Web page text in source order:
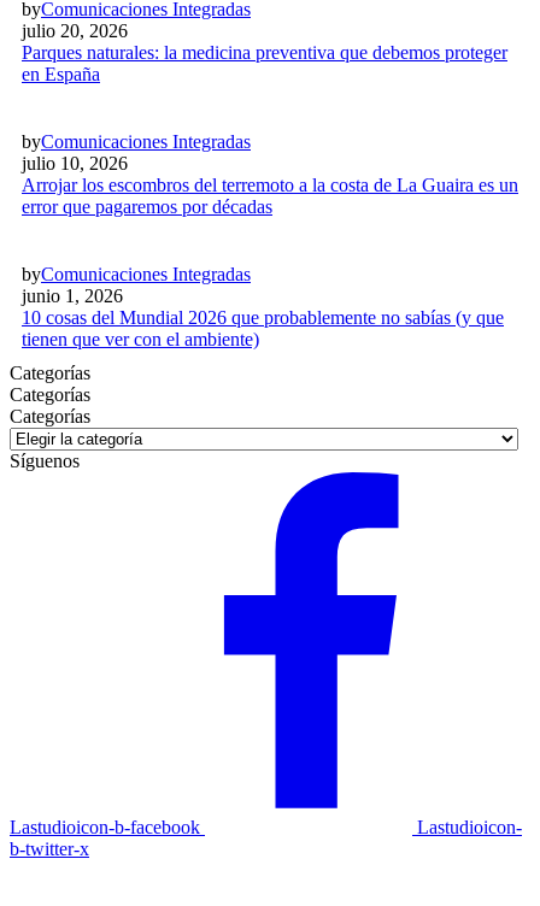
byComunicaciones Integradas
julio 20, 2026
Parques naturales: la medicina preventiva que debemos proteger
en España
byComunicaciones Integradas
julio 10, 2026
Arrojar los escombros del terremoto a la costa de La Guaira es un
error que pagaremos por décadas
byComunicaciones Integradas
junio 1, 2026
10 cosas del Mundial 2026 que probablemente no sabías (y que
tienen que ver con el ambiente)
Categorías
Categorías
Categorías
Síguenos
Lastudioicon-b-facebook
Lastudioicon-
b-twitter-x